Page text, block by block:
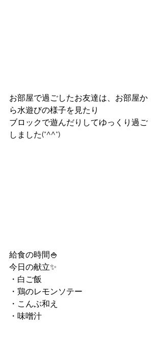
お部屋で過ごしたお友達は、お部屋か
ら水遊びの様子を見たり
ブロックで遊んだりしてゆっくり過ご
しました(*^^*)
給食の時間🍚
今日の献立✨
・白ご飯
・鶏のレモンソテー
・こんぶ和え
・味噌汁